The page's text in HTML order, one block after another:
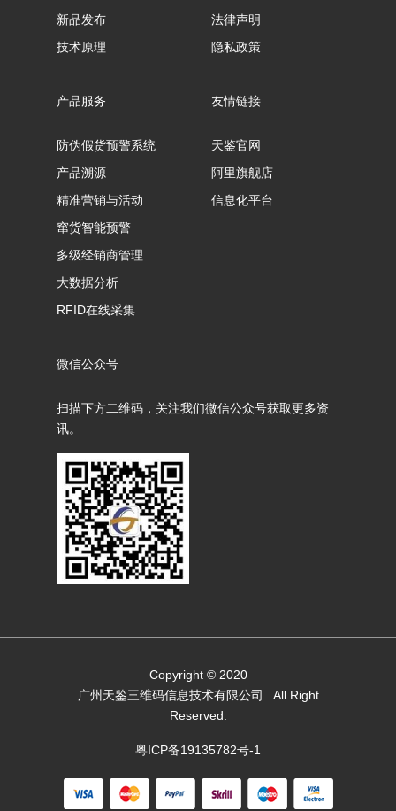
新品发布
技术原理
法律声明
隐私政策
产品服务
防伪假货预警系统
产品溯源
精准营销与活动
窜货智能预警
多级经销商管理
大数据分析
RFID在线采集
友情链接
天鉴官网
阿里旗舰店
信息化平台
微信公众号
扫描下方二维码，关注我们微信公众号获取更多资
讯。
Copyright © 2020
广州天鉴三维码信息技术有限公司
. All Right
Reserved.
粤ICP备19135782号-1